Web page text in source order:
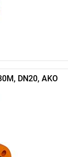
DN20, AKO